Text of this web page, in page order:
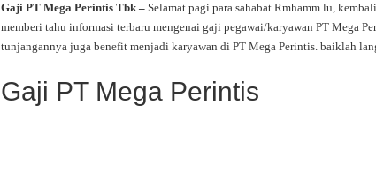
Gaji PT Mega Perintis Tbk – Selamat pagi para sahabat Rmhamm.lu,
memberi tahu informasi terbaru mengenai gaji pegawai/karyawan PT Mega
tunjangannya juga benefit menjadi karyawan di PT Mega Perintis. baiklah
Gaji PT Mega Perintis